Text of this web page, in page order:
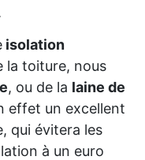
isolation
la toiture, nous
, ou de la laine de
effet un excellent
qui évitera les
à un euro